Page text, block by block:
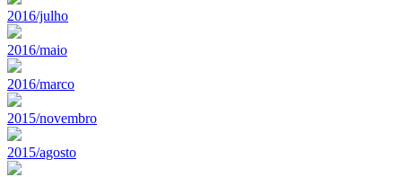
2016/julho
2016/maio
2016/marco
2015/novembro
2015/agosto